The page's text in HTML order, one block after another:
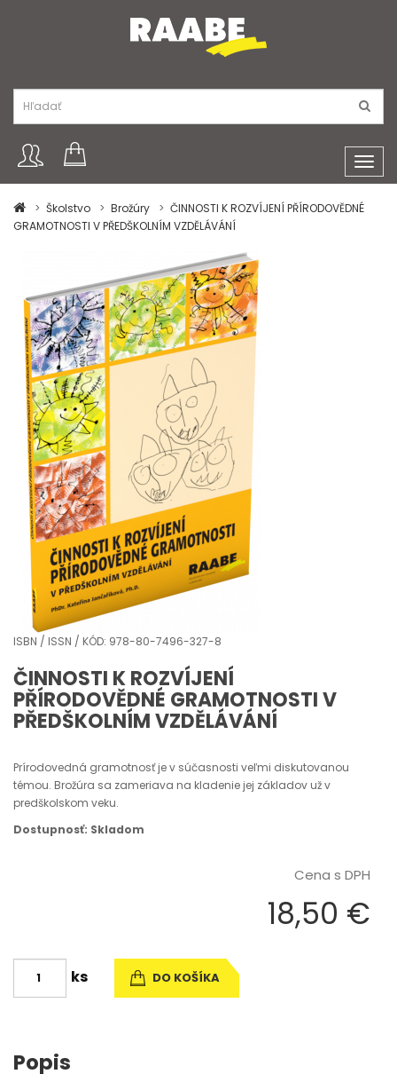
Školstvo
Brožúry
ČINNOSTI K ROZVÍJENÍ PŘÍRODOVĚDNÉ
GRAMOTNOSTI V PŘEDŠKOLNÍM VZDĚLÁVÁNÍ
ISBN / ISSN / KÓD: 978-80-7496-327-8
ČINNOSTI K ROZVÍJENÍ
PŘÍRODOVĚDNÉ GRAMOTNOSTI V
PŘEDŠKOLNÍM VZDĚLÁVÁNÍ
Prírodovedná gramotnosť je v súčasnosti veľmi diskutovanou
témou. Brožúra sa zameriava na kladenie jej základov už v
predškolskom veku.
Dostupnosť: Skladom
Cena s DPH
18,50 €
ks DO KOŠÍKA
Popis